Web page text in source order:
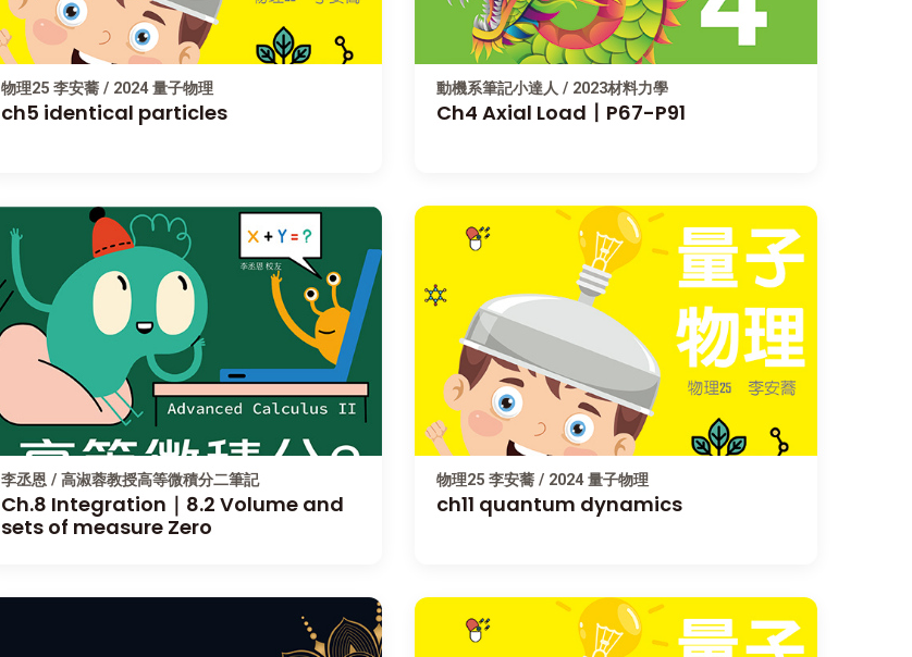
物理25 李安蕎 / 2024 量子物理
ch5 identical particles
動機系筆記小達人 / 2023材料力學
Ch4 Axial Load〡P67-P91
李丞恩 / 高淑蓉教授高等微積分二筆記
Ch.8 Integration｜8.2 Volume and
sets of measure Zero
物理25 李安蕎 / 2024 量子物理
ch11 quantum dynamics